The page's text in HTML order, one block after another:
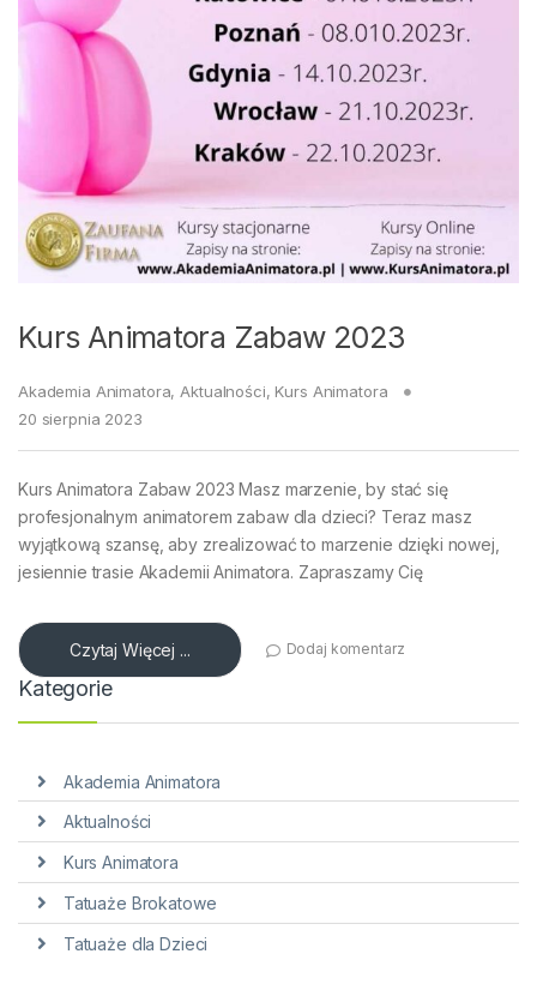
Kurs Animatora Zabaw 2023
Akademia Animatora, Aktualności, Kurs Animatora
20 sierpnia 2023
Kurs Animatora Zabaw 2023 Masz marzenie, by stać się
profesjonalnym animatorem zabaw dla dzieci? Teraz masz
wyjątkową szansę, aby zrealizować to marzenie dzięki nowej,
jesiennie trasie Akademii Animatora. Zapraszamy Cię
Czytaj Więcej ... Dodaj komentarz
Kategorie
Akademia Animatora
Aktualności
Kurs Animatora
Tatuaże Brokatowe
Tatuaże dla Dzieci